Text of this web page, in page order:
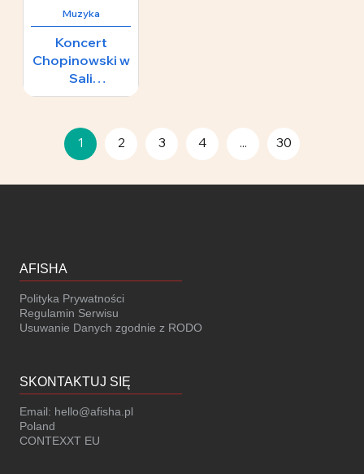
Muzyka
Koncert
Chopinowski w
Sali
Koncertowej
65 zł
1 2 3 4 ... 30
AFISHA
Polityka Prywatności
Regulamin Serwisu
Usuwanie Danych zgodnie z RODO
SKONTAKTUJ SIĘ
Email: hello@afisha.pl
Poland
CONTEXXT EU